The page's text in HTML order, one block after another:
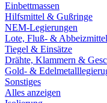
Einbettmassen
Hilfsmittel & Gußringe
NEM-Legierungen
Lote, Fluß- & Abbeizmittel
Tiegel & Einsätze
Drähte, Klammern &
Gold- &
Sonstiges
Alles anzeigen